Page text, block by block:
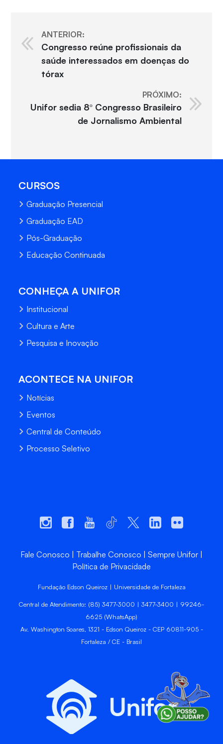
ANTERIOR:
Congresso reúne profissionais da
saúde interessados em doenças do
tórax
PRÓXIMO:
Unifor sedia 8º Congresso Brasileiro
de Jornalismo Ambiental
CURSOS
Graduação Presencial
Graduação EAD
Pós-Graduação
Educação Continuada
CONHEÇA A UNIFOR
Institucional
Cultura e Arte
Pesquisa e Inovação
ACONTECE NA UNIFOR
Notícias
Eventos
Central de Conteúdo
Processo Seletivo
Fale Conosco Trabalhe Conosco
Sempre Unifor
Política de Privacidade
Fundação Edson Queiroz | Universidade de Fortaleza
Central de Atendimento: (85) 3477-3000 | 3477-3400 | 99246-
6625 (WhatsApp)
Av. Washington Soares, 1321 - Edson Queiroz - CEP 60811-905 -
Fortaleza / CE - Brasil